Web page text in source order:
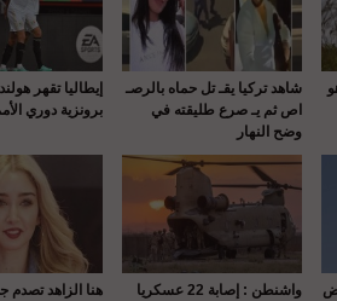
شاهد تركيا يقـ تل حماه بالرصـ
اص ثم يـ صرع طليقته في
وضح النهار
إيطاليا تقهر
برونزية دوري
واشنطن : إصابة 22 عسكريا
هنا الزاهد تصدم